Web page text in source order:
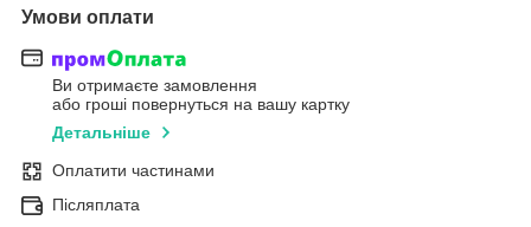
Умови оплати
Ви отримаєте замовлення
або гроші повернуться на вашу картку
Детальніше
Оплатити частинами
Післяплата